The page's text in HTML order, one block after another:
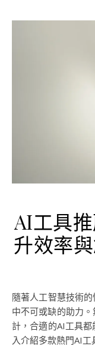
AI工具
升效率
隨著人工智慧技術的快速發展，AI工具已成為現代工作和生活
中不可或缺的助力
計，合適的AI工具
入介紹多款熱門AI